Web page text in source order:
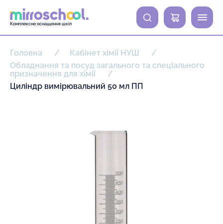
Комплексне оснащення шкіл
0
Головна
Кабінет хімії НУШ
Обладнання та посуд загального та спеціального
призначення для хімії
Циліндр вимірювальний 50 мл ПП